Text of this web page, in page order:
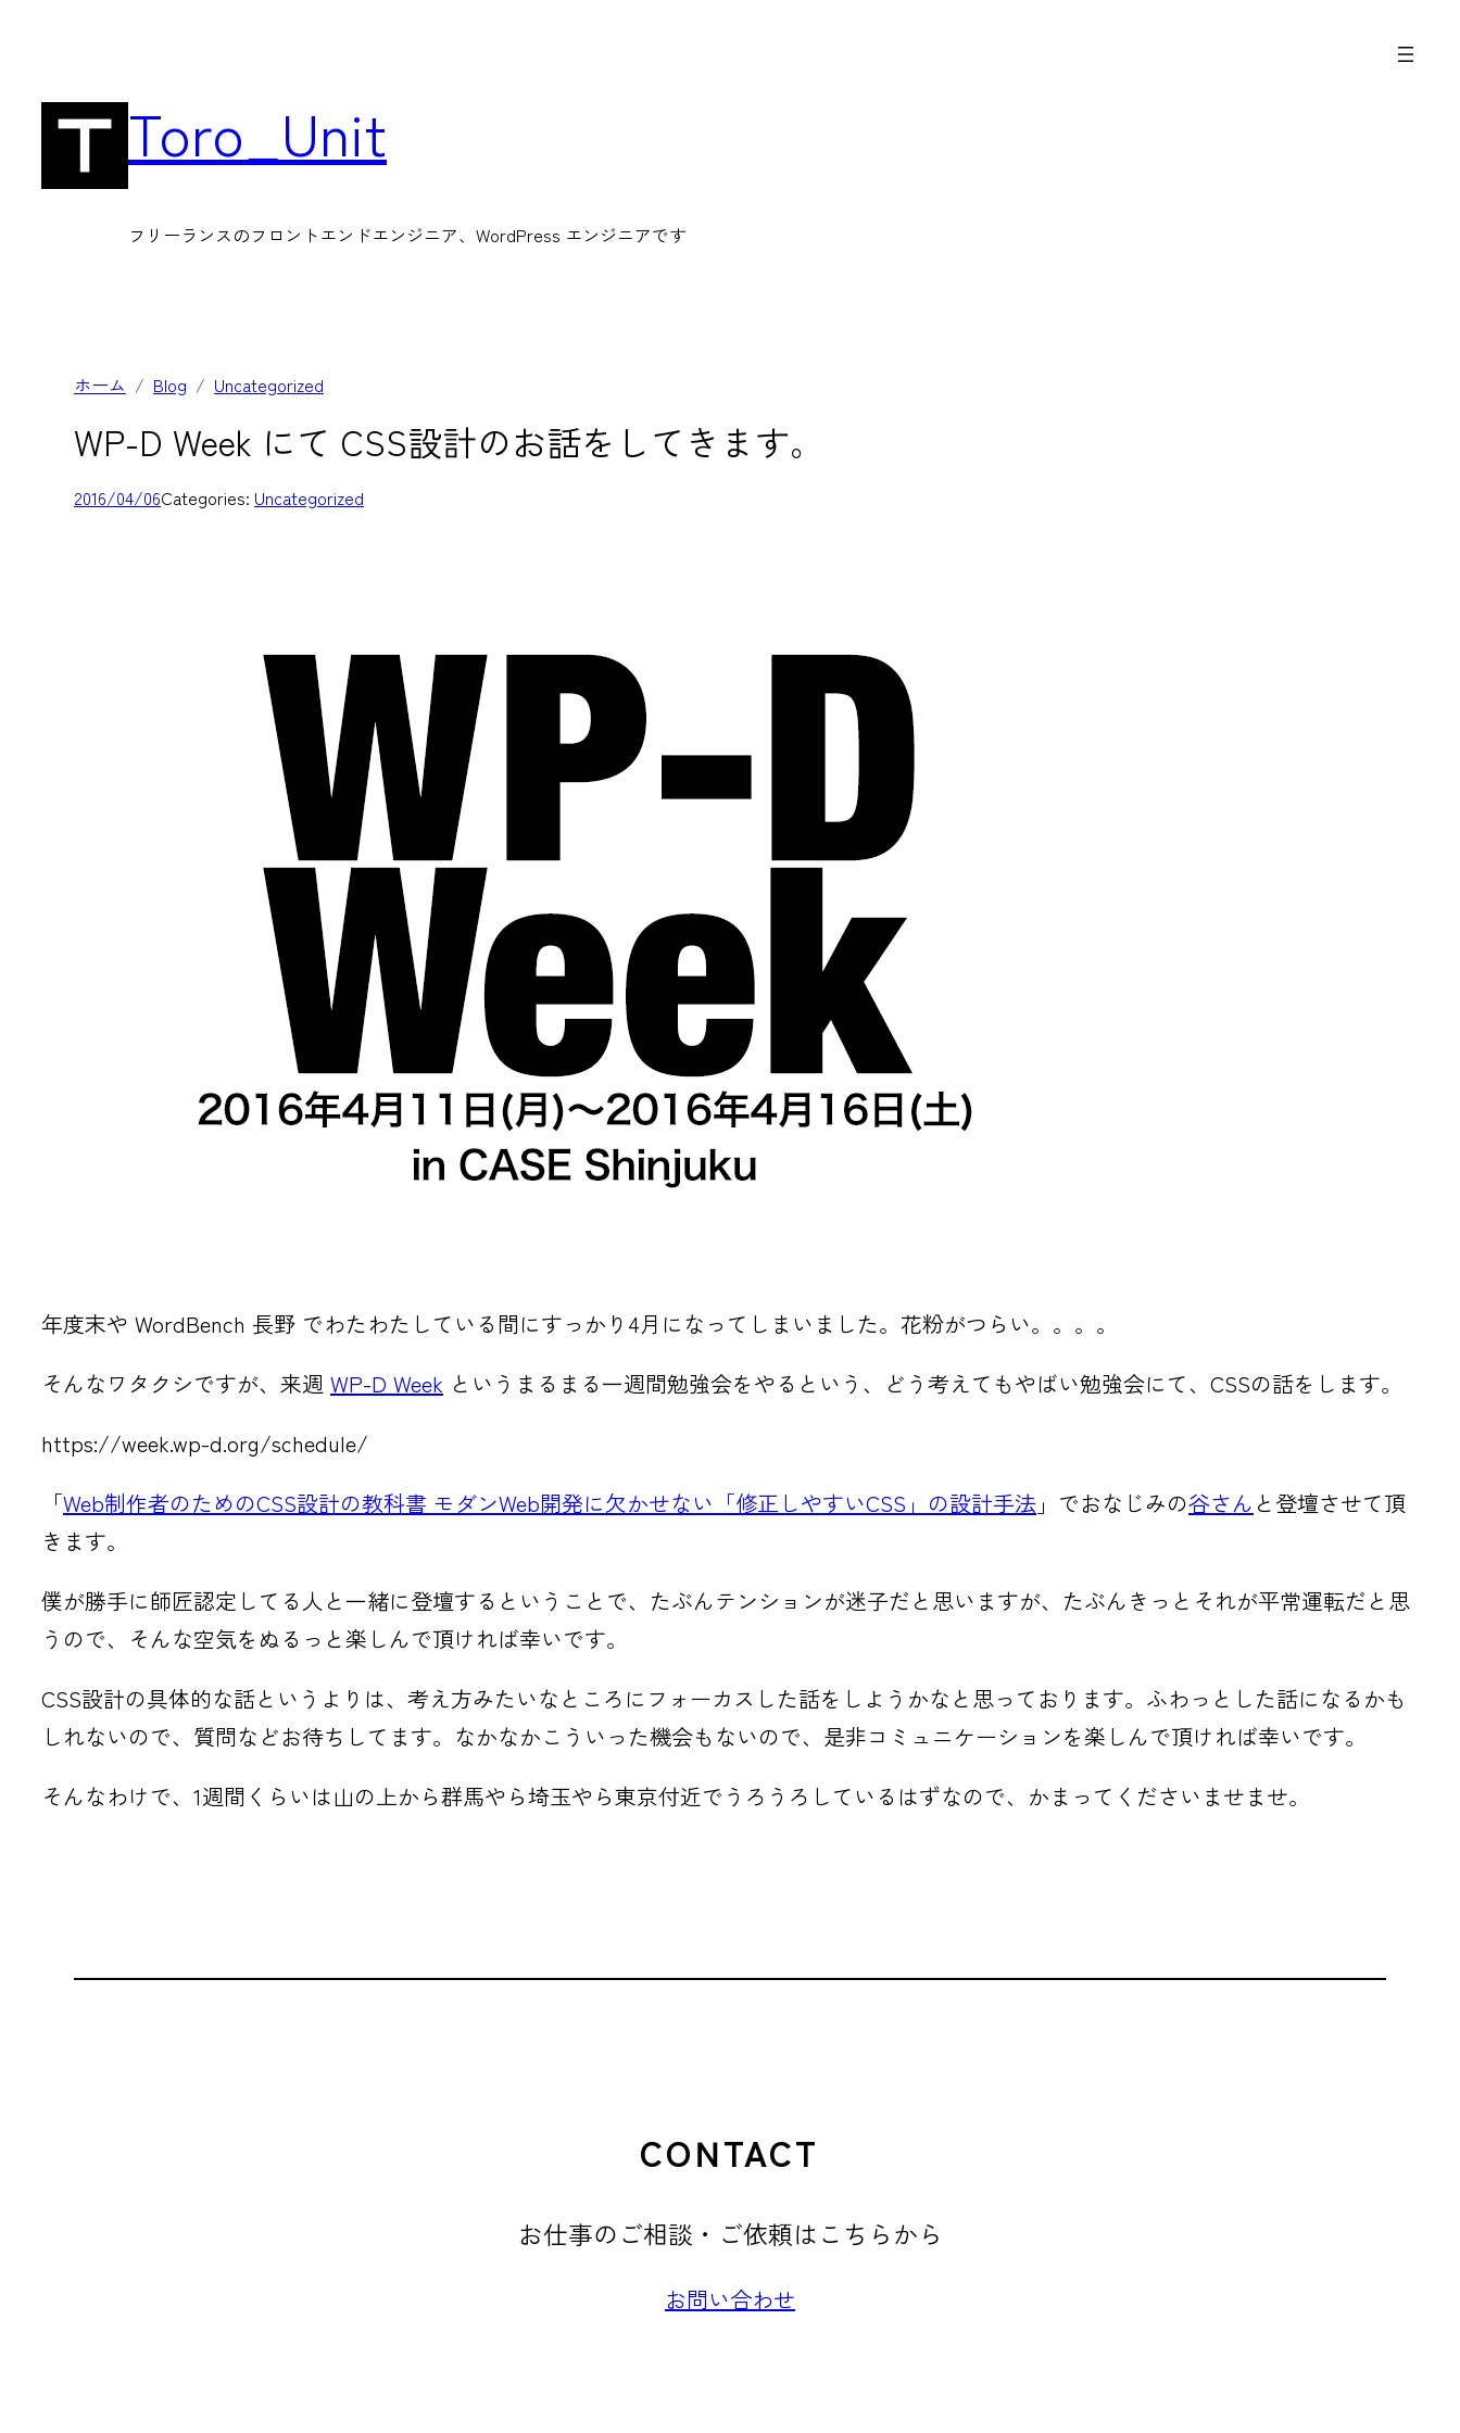
Toro_Unit
フリーランスのフロントエンドエンジニア、WordPress エンジニアです
ホーム Blog Uncategorized
WP-D Week にて CSS設計のお話をしてきます。
2016/04/06Categories: Uncategorized
年度末や WordBench 長野 でわたわたしている間にすっかり4月になってしまいました。花粉がつらい。。。。
そんなワタクシですが、来週 WP-D Week というまるまる一週間勉強会をやるという、どう考えてもやばい勉強会にて、CSSの話をします。
https://week.wp-d.org/schedule/
「Web制作者のためのCSS設計の教科書 モダンWeb開発に欠かせない「修正しやすいCSS」の設計手法 」でおなじみの谷さん と登壇させて頂
きます。
僕が勝手に師匠認定してる人と一緒に登壇するということで、たぶんテンションが迷子だと思いますが、たぶんきっとそれが平常運転だと思
うので、そんな空気をぬるっと楽しんで頂ければ幸いです。
CSS設計の具体的な話というよりは、考え方みたいなところにフォーカスした話をしようかなと思っております。ふわっとした話になるかも
しれないので、質問などお待ちしてます。なかなかこういった機会もないので、是非コミュニケーションを楽しんで頂ければ幸いです。
そんなわけで、1週間くらいは山の上から群馬やら埼玉やら東京付近でうろうろしているはずなので、かまってくださいませませ。
CONTACT
お仕事のご相談・ご依頼はこちらから
お問い合わせ